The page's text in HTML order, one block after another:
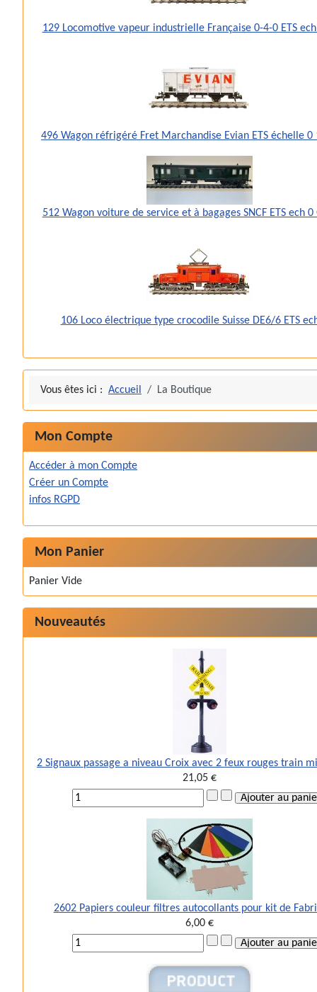
129 Locomotive vapeur industrielle Française 0-4-0 ETS
496 Wagon réfrigéré Fret Marchandise Evian ETS échelle 0
512 Wagon voiture de service et à bagages SNCF ETS ech
106 Loco électrique type crocodile Suisse DE6/6 ETS
Vous êtes ici : Accueil La Boutique
Mon Compte
Accéder à mon Compte
Créer un Compte
infos RGPD
Mon Panier
Panier Vide
Nouveautés
2 Signaux passage a niveau Croix avec 2 feux rouges train
21,05 €
2602 Papiers couleur filtres autocollants pour kit de
6,00 €